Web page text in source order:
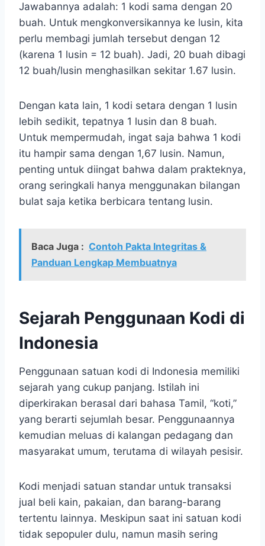
Jawabannya adalah: 1 kodi sama dengan 20
buah. Untuk mengkonversikannya ke lusin, kita
perlu membagi jumlah tersebut dengan 12
(karena 1 lusin = 12 buah). Jadi, 20 buah dibagi
12 buah/lusin menghasilkan sekitar 1.67 lusin.
Dengan kata lain, 1 kodi setara dengan 1 lusin
lebih sedikit, tepatnya 1 lusin dan 8 buah.
Untuk mempermudah, ingat saja bahwa 1 kodi
itu hampir sama dengan 1,67 lusin. Namun,
penting untuk diingat bahwa dalam prakteknya,
orang seringkali hanya menggunakan bilangan
bulat saja ketika berbicara tentang lusin.
Baca Juga : Contoh Pakta Integritas &
Panduan Lengkap Membuatnya
Sejarah Penggunaan Kodi di
Indonesia
Penggunaan satuan kodi di Indonesia memiliki
sejarah yang cukup panjang. Istilah ini
diperkirakan berasal dari bahasa Tamil, “koti,”
yang berarti sejumlah besar. Penggunaannya
kemudian meluas di kalangan pedagang dan
masyarakat umum, terutama di wilayah pesisir.
Kodi menjadi satuan standar untuk transaksi
jual beli kain, pakaian, dan barang-barang
tertentu lainnya. Meskipun saat ini satuan kodi
tidak sepopuler dulu, namun masih sering